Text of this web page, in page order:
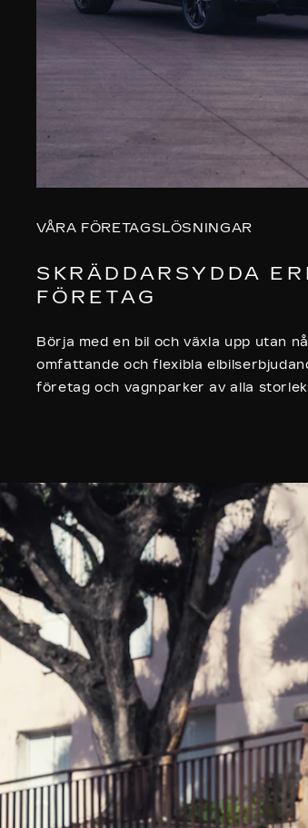
VÅRA FÖRETAGSLÖSNINGAR
SKRÄDDARSYDDA
FÖRETAG
Börja med en bil och växla upp utan
omfattande och flexibla
företag och vagnparker av alla